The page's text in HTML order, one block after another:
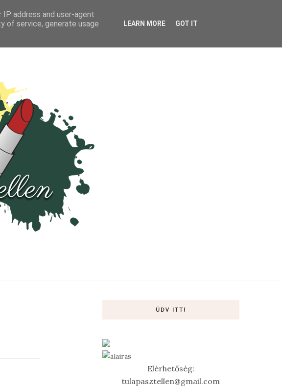
VIDEÓ
ÜDV ITT!
Elérhetőség:
tulapasztellen@gmail.com
address and user-agent
of service, generate usage
LEARN MORE GOT IT